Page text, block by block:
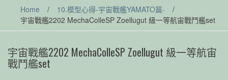
Home / 10.模型心得-宇宙戰艦YAMATO篇-
/
宇宙戰艦2202 MechaColleSP Zoellugut 級一等航宙戰鬥艦set
宇宙戰艦2202 MechaColleSP Zoellugut 級一等航宙
戰鬥艦set